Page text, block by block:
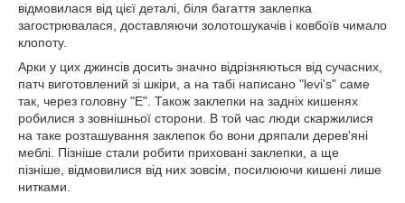
відмовилася від цієї деталі, біля багаття заклепка
загострювалася, доставляючи золотошукачів і ковбоїв чимало
клопоту.
Арки у цих джинсів досить значно відрізняються від сучасних,
патч виготовлений зі шкіри, а на табі написано "levi's" саме
так, через головну "Е". Також заклепки на задніх кишенях
робилися з зовнішньої сторони. В той час люди скаржилися
на таке розташування заклепок бо вони дряпали дерев'яні
меблі. Пізніше стали робити приховані заклепки, а ще
пізніше, відмовилися від них зовсім, посилюючи кишені лише
нитками.